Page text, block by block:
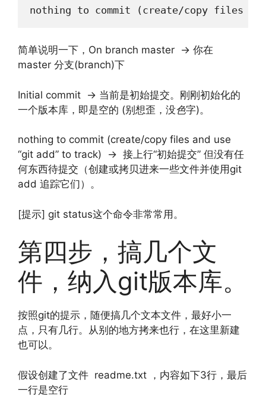
nothing to commit (create/copy files
简单说明一下，On branch master -> 你在
master 分支(branch)下
Initial commit -> 当前是初始提交。刚刚初始化的
一个版本库，即是空的 (别想歪，没色字)。
nothing to commit (create/copy files and use
“git add” to track) -> 接上行“初始提交” 但没有任
何东西待提交（创建或拷贝进来一些文件并使用git
add 追踪它们）。
[提示] git status这个命令非常常用。
第四步，搞几个文
件，纳入git版本库。
按照git的提示，随便搞几个文本文件，最好小一
点，只有几行。从别的地方拷来也行，在这里新建
也可以。
假设创建了文件 readme.txt ，内容如下3行，最后
一行是空行